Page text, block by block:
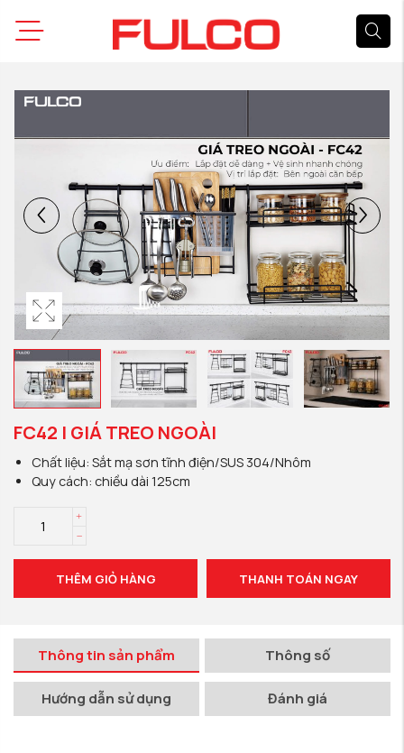
FC42 | GIÁ TREO NGOÀI
Chất liệu: Sắt mạ sơn tĩnh điện/SUS 304/Nhôm
Quy cách: chiều dài 125cm
THÊM GIỎ HÀNG THANH TOÁN NGAY
Thông tin sản phẩm Thông số
Hướng dẫn sử dụng Đánh giá